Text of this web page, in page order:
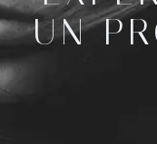
UN